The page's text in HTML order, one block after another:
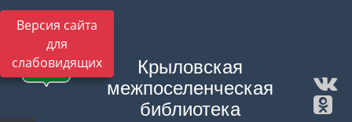
Версия сайта
для
слабовидящих
Крыловская
межпоселенческая
библиотека